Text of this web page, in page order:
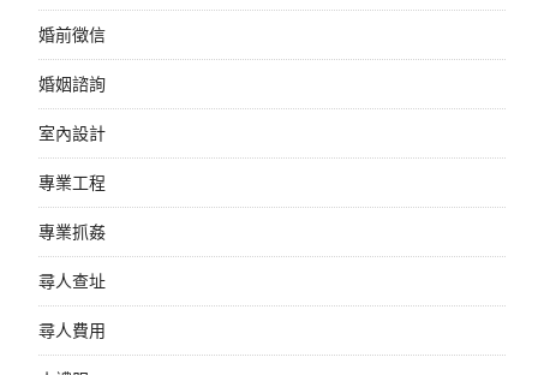
婚前徵信
婚姻諮詢
室內設計
專業工程
專業抓姦
尋人查址
尋人費用